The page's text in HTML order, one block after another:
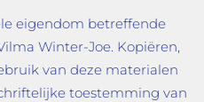
eigendom betreffende
Winter-Joe. Kopiëren,
van deze materialen
toestemming van